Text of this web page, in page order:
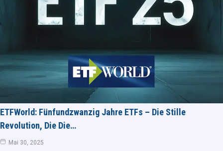
ETFWorld: Fünfundzwanzig Jahre ETFs – Die Stille
Revolution, Die Die…
Mai 30, 2025